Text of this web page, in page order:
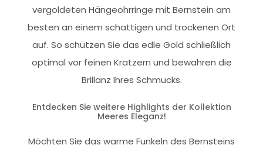
vergoldeten Hängeohrringe mit Bernstein am
besten an einem schattigen und trockenen Ort
auf. So schützen Sie das edle Gold schließlich
optimal vor feinen Kratzern und bewahren die
Brillanz Ihres Schmucks.
Entdecken Sie weitere Highlights der Kollektion
Meeres Eleganz!
Möchten Sie das warme Funkeln des Bernsteins